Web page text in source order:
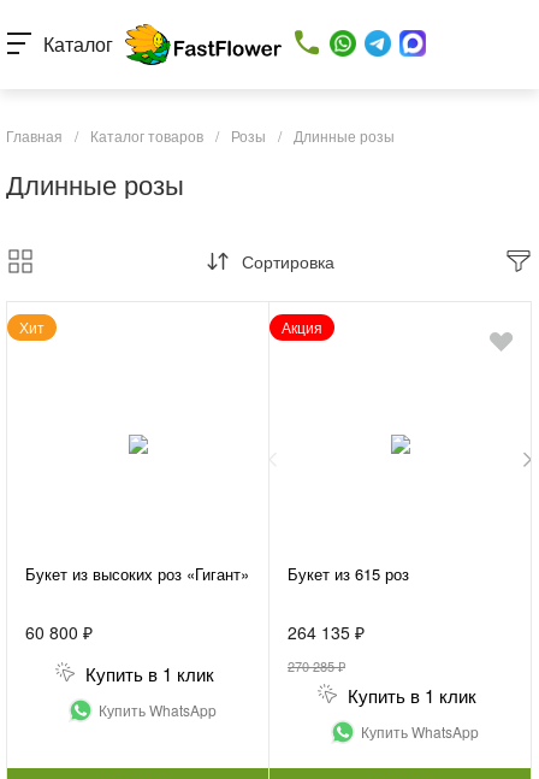
Каталог
Главная / Каталог товаров / Розы / Длинные розы
Длинные розы
Сортировка
Хит
Букет из высоких роз «Гигант»
60 800 ₽
Купить в 1 клик
Купить WhatsApp
Акция
Букет из 615 роз
264 135 ₽
270 285 ₽
Купить в 1 клик
Купить WhatsApp